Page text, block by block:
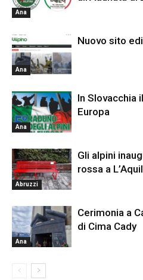
Ana
Ana
Nuovo sito
Ana
In Slovacchia
Europa
Abruzzi
Gli alpini
rossa a
Ana
Cerimonia a
di Cima Cady